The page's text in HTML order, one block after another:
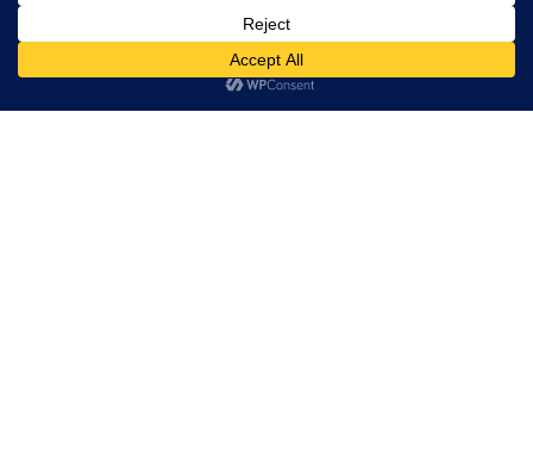
von Produkt-Carbon-Footprints und
Unternehmenszertifikaten über Catena-
X. In Partnerschaft mit BASF entwickelt